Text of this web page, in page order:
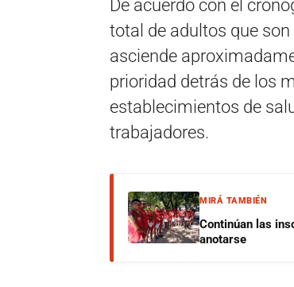
De acuerdo con el
total de adultos que
asciende
prioridad detrás de los
establecimientos de
trabajadores.
MIRÁ TAMBIÉN
Continúan las
anotarse